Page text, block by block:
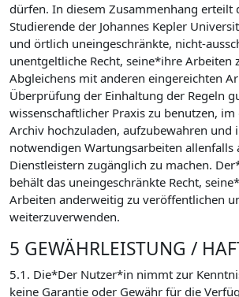
dürfen. In diesem Zusammenhang erteilt
Studierende der Johannes Kepler
und örtlich uneingeschränkte, nicht-
unentgeltliche Recht, seine*ihre Arbeiten
Abgleichens mit anderen eingereichten
Überprüfung der Einhaltung der Regeln
wissenschaftlicher Praxis zu benutzen,
Archiv hochzuladen, aufzubewahren und
notwendigen Wartungsarbeiten allenfalls
Dienstleistern zugänglich zu machen.
behält das uneingeschränkte Recht,
Arbeiten anderweitig zu veröffentlichen
weiterzuverwenden.
5 GEWÄHRLEISTUNG /
5.1. Die*Der Nutzer*in nimmt zur
keine Garantie oder Gewähr für die